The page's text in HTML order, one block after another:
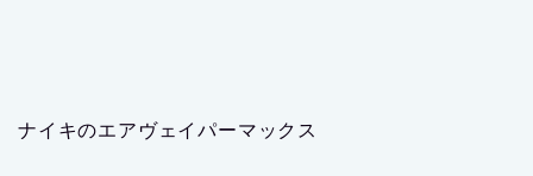
ナイキのエアヴェイパーマックス